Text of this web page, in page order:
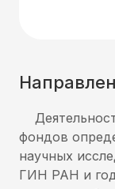
фондов
научных
ГИН РАН и